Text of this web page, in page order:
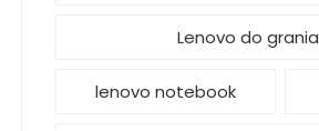
Lenovo do grania
lenovo notebook